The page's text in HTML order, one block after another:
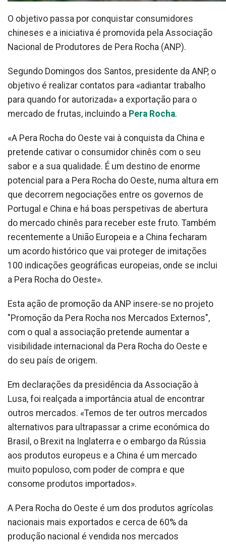
O objetivo passa por conquistar consumidores
chineses e a iniciativa é promovida pela Associação
Nacional de Produtores de Pera Rocha (ANP).
Segundo Domingos dos Santos, presidente da ANP, o
objetivo é realizar contatos para «adiantar trabalho
para quando for autorizada» a exportação para o
mercado de frutas, incluindo a Pera Rocha.
«A Pera Rocha do Oeste vai à conquista da China e
pretende cativar o consumidor chinês com o seu
sabor e a sua qualidade. É um destino de enorme
potencial para a Pera Rocha do Oeste, numa altura em
que decorrem negociações entre os governos de
Portugal e China e há boas perspetivas de abertura
do mercado chinês para receber este fruto. Também
recentemente a União Europeia e a China fecharam
um acordo histórico que vai proteger de imitações
100 indicações geográficas europeias, onde se inclui
a Pera Rocha do Oeste».
Esta ação de promoção da ANP insere-se no projeto
"Promoção da Pera Rocha nos Mercados Externos",
com o qual a associação pretende aumentar a
visibilidade internacional da Pera Rocha do Oeste e
do seu país de origem.
Em declarações da presidência da Associação à
Lusa, foi realçada a importância atual de encontrar
outros mercados. «Temos de ter outros mercados
alternativos para ultrapassar a crime económica do
Brasil, o Brexit na Inglaterra e o embargo da Rússia
aos produtos europeus e a China é um mercado
muito populoso, com poder de compra e que
consome produtos importados».
A Pera Rocha do Oeste é um dos produtos agrícolas
nacionais mais exportados e cerca de 60% da
produção nacional é vendida nos mercados